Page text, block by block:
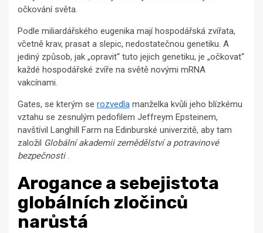
očkování světa.
Podle miliardářského eugenika mají hospodářská zvířata,
včetně krav, prasat a slepic, nedostatečnou genetiku. A
jediný způsob, jak „opravit“ tuto jejich genetiku, je „očkovat“
každé hospodářské zvíře na světě novými mRNA
vakcínami.
Gates, se kterým se rozvedla manželka kvůli jeho blízkému
vztahu se zesnulým pedofilem Jeffreym Epsteinem,
navštívil Langhill Farm na Edinburské univerzitě, aby tam
založil Globální akademii zemědělství a potravinové
bezpečnosti.
Arogance a sebejistota
globálních zločinců
narůstá